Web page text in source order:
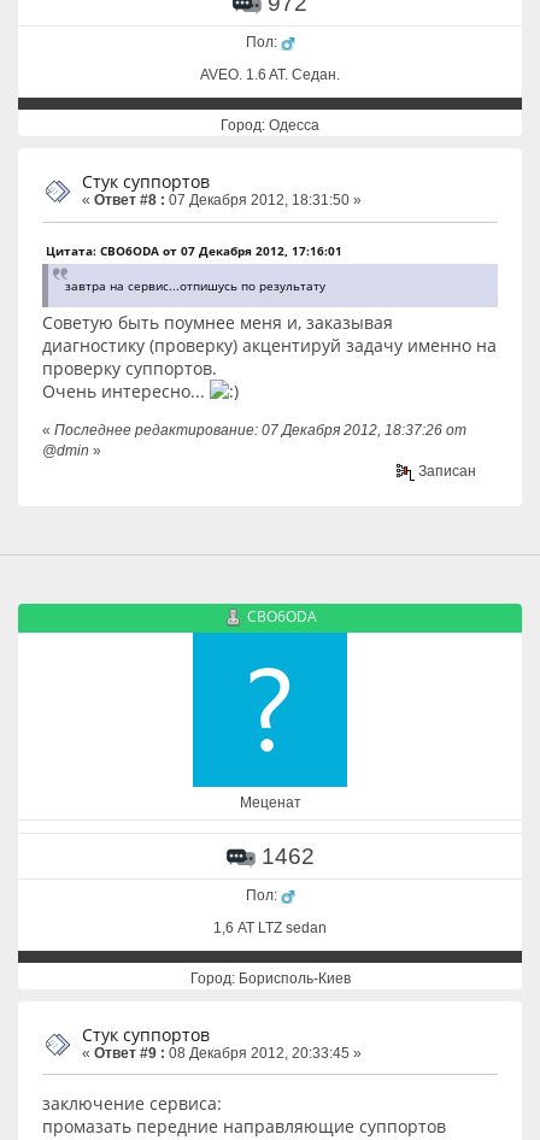
Пол:
AVEO. 1.6 AT. Cедан.
Город: Одесса
Стук суппортов
« Ответ #8 : 07 Декабря 2012, 18:31:50 »
Цитата: CBO6ODA от 07 Декабря 2012, 17:16:01
завтра на сервис...отпишусь по результату
Советую быть поумнее меня и, заказывая
диагностику (проверку) акцентируй задачу именно на
проверку суппортов.
Очень интересно...
« Последнее редактирование: 07 Декабря 2012, 18:37:26 от
@dmin »
Записан
CBO6ODA
Меценат
1462
Пол:
1,6 АТ LTZ sedan
Город: Борисполь-Киев
Стук суппортов
« Ответ #9 : 08 Декабря 2012, 20:33:45 »
заключение сервиса:
промазать передние направляющие суппортов